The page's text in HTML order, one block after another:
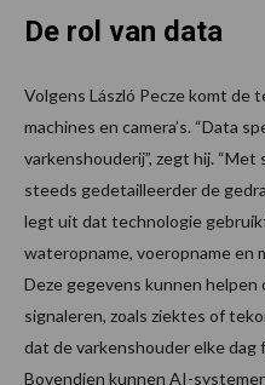
De rol van data
Volgens László Pecze komt de
machines en camera’s. “Data
varkenshouderij”, zegt hij.
steeds gedetailleerder de
legt uit dat technologie
wateropname, voeropname
Deze gegevens kunnen
signaleren, zoals ziektes of
dat de varkenshouder elke
Bovendien kunnen AI-